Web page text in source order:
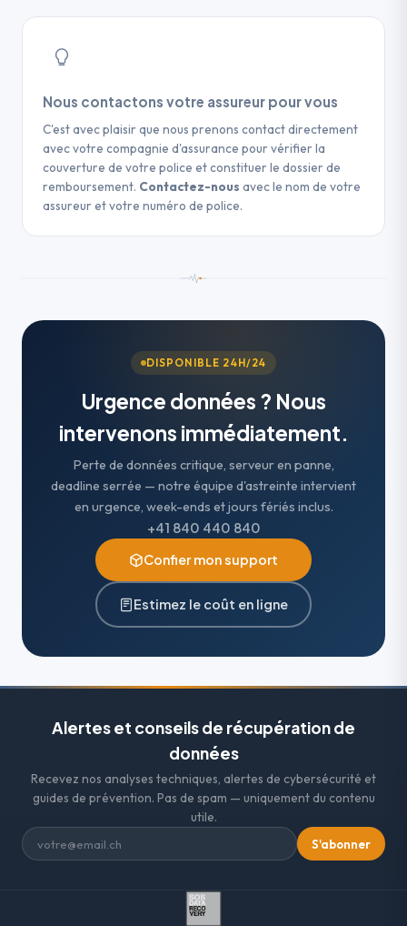
Nous contactons votre assureur pour vous
C'est avec plaisir que nous prenons contact directement
avec votre compagnie d'assurance pour vérifier la
couverture de votre police et constituer le dossier de
remboursement. Contactez-nous avec le nom de votre
assureur et votre numéro de police.
DISPONIBLE 24H/24
Urgence données ? Nous
intervenons immédiatement.
Perte de données critique, serveur en panne,
deadline serrée — notre équipe d'astreinte intervient
en urgence, week-ends et jours fériés inclus.
+41 840 440 840
Confier mon support
Estimez le coût en ligne
Alertes et conseils de récupération de
données
Recevez nos analyses techniques, alertes de cybersécurité et
guides de prévention. Pas de spam — uniquement du contenu
utile.
S'abonner